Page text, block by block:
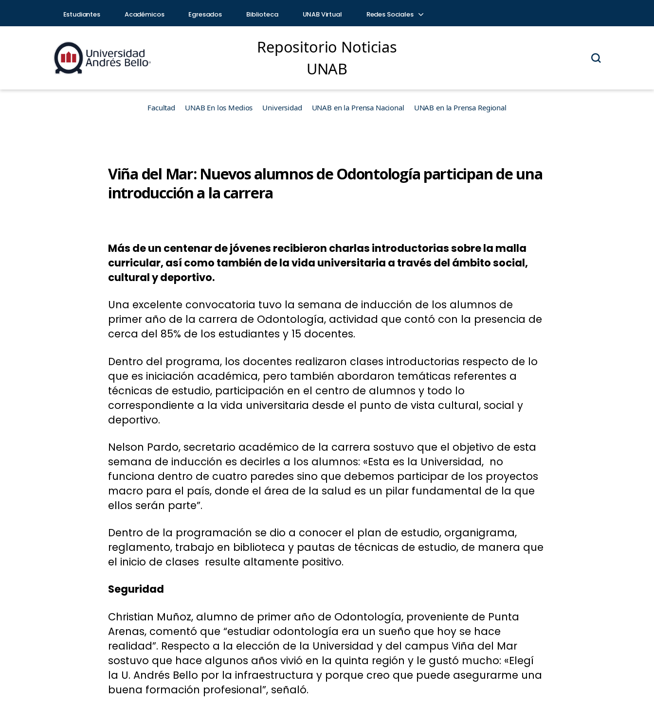
Estudiantes Académicos Egresados Biblioteca UNAB Virtual Redes Sociales
Repositorio Noticias
UNAB
Facultad UNAB En los Medios Universidad UNAB en la Prensa Nacional UNAB en la Prensa Regional
Viña del Mar: Nuevos alumnos de Odontología participan de una
introducción a la carrera
Más de un centenar de jóvenes recibieron charlas introductorias sobre la malla
curricular, así como también de la vida universitaria a través del ámbito social,
cultural y deportivo.
Una excelente convocatoria tuvo la semana de inducción de los alumnos de
primer año de la carrera de Odontología, actividad que contó con la presencia de
cerca del 85% de los estudiantes y 15 docentes.
Dentro del programa, los docentes realizaron clases introductorias respecto de lo
que es iniciación académica, pero también abordaron temáticas referentes a
técnicas de estudio, participación en el centro de alumnos y todo lo
correspondiente a la vida universitaria desde el punto de vista cultural, social y
deportivo.
Nelson Pardo, secretario académico de la carrera sostuvo que el objetivo de esta
semana de inducción es decirles a los alumnos: «Esta es la Universidad, no
funciona dentro de cuatro paredes sino que debemos participar de los proyectos
macro para el país, donde el área de la salud es un pilar fundamental de la que
ellos serán parte”.
Dentro de la programación se dio a conocer el plan de estudio, organigrama,
reglamento, trabajo en biblioteca y pautas de técnicas de estudio, de manera que
el inicio de clases resulte altamente positivo.
Seguridad
Christian Muñoz, alumno de primer año de Odontología, proveniente de Punta
Arenas, comentó que “estudiar odontología era un sueño que hoy se hace
realidad”. Respecto a la elección de la Universidad y del campus Viña del Mar
sostuvo que hace algunos años vivió en la quinta región y le gustó mucho: «Elegí
la U. Andrés Bello por la infraestructura y porque creo que puede asegurarme una
buena formación profesional”, señaló.